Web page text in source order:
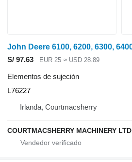
S/ 97.63 EUR 25 ≈ USD 28.89
Elementos de sujeción
L76227
Irlanda, Courtmacsherry
COURTMACSHERRY MACHINERY LTD